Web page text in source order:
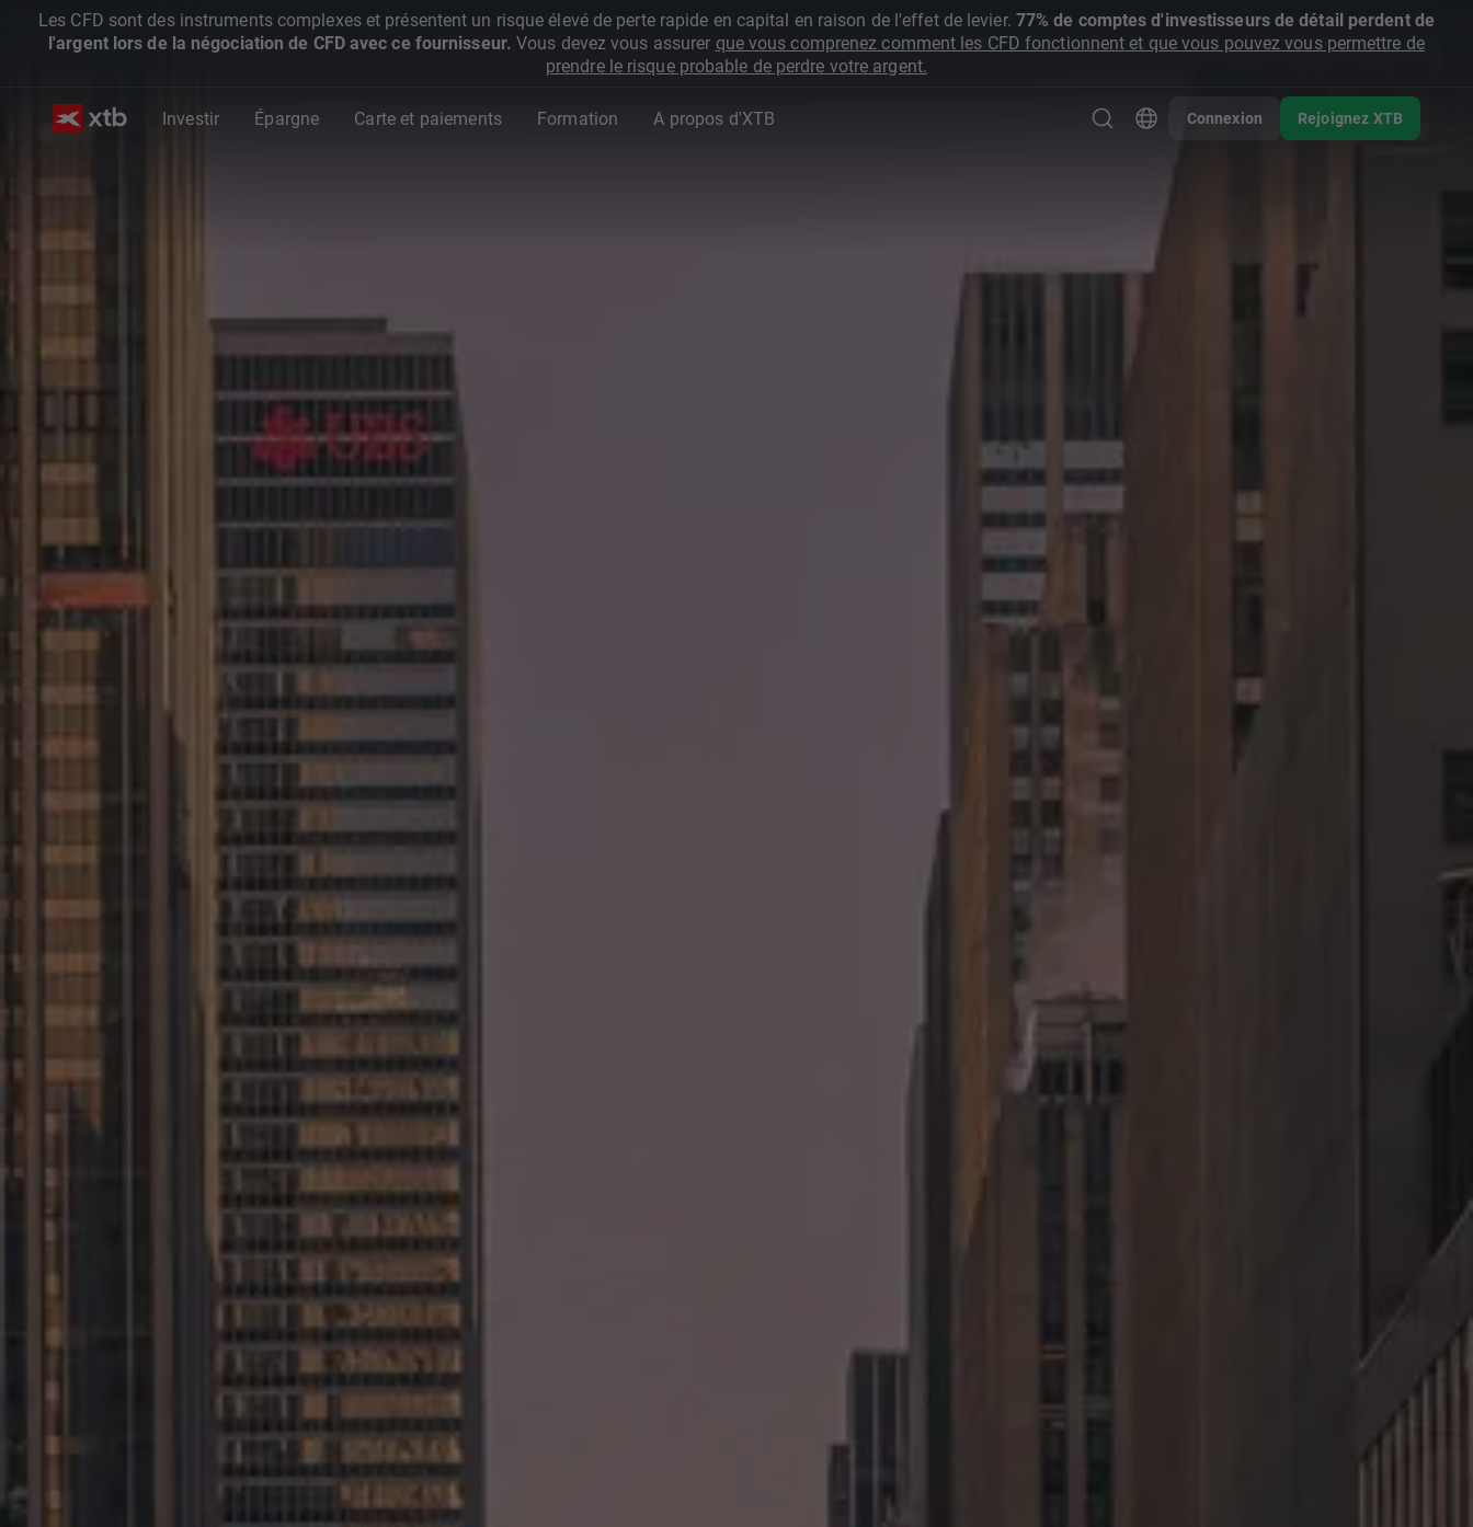
Les CFD sont des instruments complexes et présentent un risque élevé de perte rapide en capital en raison de l'effet de levier. 77% de comptes d'investisseurs de détail perdent de
l'argent lors de la négociation de CFD avec ce fournisseur. Vous devez vous assurer que vous comprenez comment les CFD fonctionnent et que vous pouvez vous permettre de
prendre le risque probable de perdre votre argent.
Investir Épargne Carte et paiements Formation A propos d'XTB Connexion Rejoignez XTB